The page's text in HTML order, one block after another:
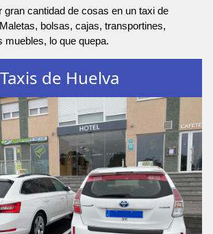
gran cantidad de cosas en un taxi de
bolsas, cajas, transportines,
muebles, lo que quepa.
Taxis de Huelva